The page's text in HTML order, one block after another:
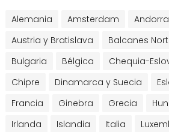
Alemania Amsterdam
Andorra
Austria y Bratislava
Balcanes
Bulgaria
Bélgica
Chequia-
Chipre
Dinamarca y Suecia
Francia
Ginebra Grecia
Irlanda
Islandia Italia